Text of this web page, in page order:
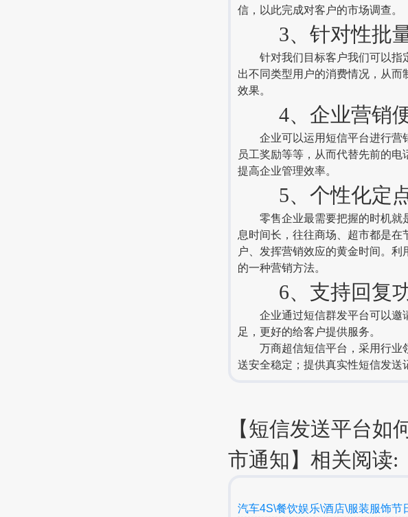
信，以此完成对客户的市场调查。
3、针对性批量
针对我们目标客户我们可以指
出不同类型用户的消费情况，从
效果。
4、企业营销便
企业可以运用短信平台进行营销
员工奖励等等，从而代替先前的电
提高企业管理效率。
5、个性化定点
零售企业最需要把握的时机就
息时间长，往往商场、超市都是
户、发挥营销效应的黄金时间。
的一种营销方法。
6、支持回复功
企业通过短信群发平台可以邀
足，更好的给客户提供服务。
万商超信短信平台，采用行业
送安全稳定；提供真实性短信发送
【短信发送平台如
市通知】相关阅读:
汽车4S\餐饮娱乐\酒店\服装服饰节